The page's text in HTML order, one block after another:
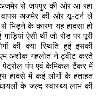
अजमेर से जयपुर की ओर आ रहा
अजमेर की ओर यू-टर्न ले
भिड़ने के कारण यह हादसा हो
ऐसी थीं जो रोड पर पूरी
की क्या स्थिति हुई इसकी
अशोक गहलोत ने ट्वीट करते
पंप एवं केमिकल टैंकर में
हादसे में कई लोगों के हताहत
के जल्द स्वास्थ्य लाभ की